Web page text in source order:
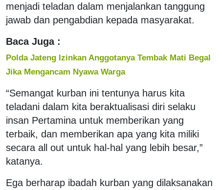
menjadi teladan dalam menjalankan tanggung
jawab dan pengabdian kepada masyarakat.
Baca Juga :
Polda Jateng Izinkan Anggotanya Tembak Mati Begal
Jika Mengancam Nyawa Warga
“Semangat kurban ini tentunya harus kita
teladani dalam kita beraktualisasi diri selaku
insan Pertamina untuk memberikan yang
terbaik, dan memberikan apa yang kita miliki
secara all out untuk hal-hal yang lebih besar,”
katanya.
Ega berharap ibadah kurban yang dilaksanakan